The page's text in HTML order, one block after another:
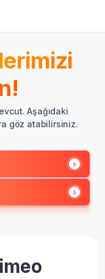
Aşağıdaki
göz atabilirsiniz.